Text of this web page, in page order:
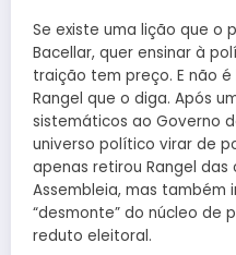
Se existe uma lição que o
Bacellar, quer ensinar à
traição tem preço. E não
Rangel que o diga. Após
sistemáticos ao Governo
universo político virar de
apenas retirou Rangel
Assembleia, mas também
“desmonte” do núcleo de
reduto eleitoral.